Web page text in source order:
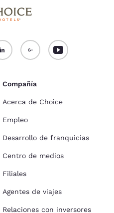
Compañía
Acerca de Choice
Empleo
Desarrollo de franquicias
Centro de medios
Filiales
Agentes de viajes
Relaciones con inversores